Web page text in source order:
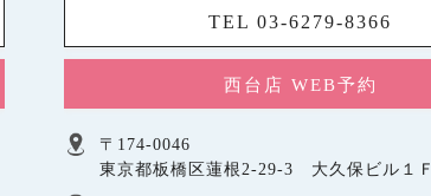
TEL 03-6279-8366
西台店 WEB予約
〒174-0046
東京都板橋区蓮根2-29-3 大久保ビル１Ｆ